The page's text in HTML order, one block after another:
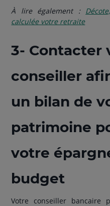
À lire également :
calculée votre retraite
3- Contacter
conseiller
un bilan de
patrimoine
votre
budget
Votre conseiller bancaire